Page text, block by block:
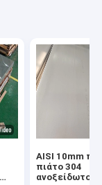
AISI 10mm
πιάτο 304
ανοξείδωτου